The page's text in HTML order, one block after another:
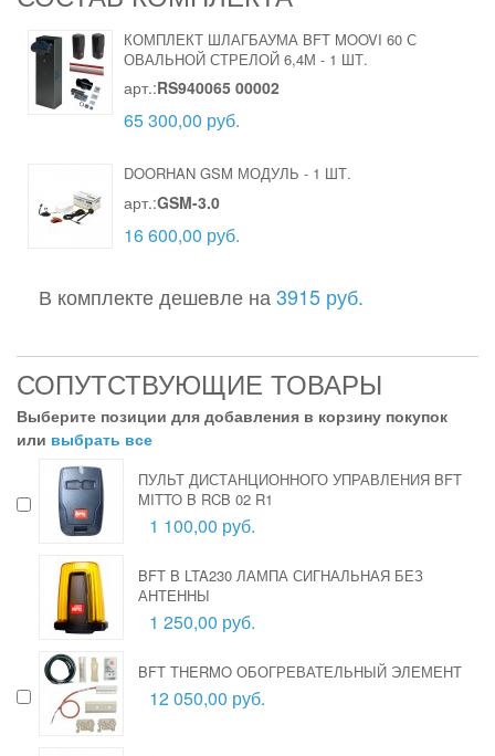
КОМПЛЕКТ ШЛАГБАУМА BFT MOOVI 60 С
ОВАЛЬНОЙ СТРЕЛОЙ 6,4М - 1 ШТ.
арт.:RS940065 00002
65 300,00 руб.
DOORHAN GSM МОДУЛЬ - 1 ШТ.
арт.:GSM-3.0
16 600,00 руб.
В комплекте дешевле на 3915 руб.
СОПУТСТВУЮЩИЕ ТОВАРЫ
Выберите позиции для добавления в корзину покупок
или выбрать все
ПУЛЬТ ДИСТАНЦИОННОГО УПРАВЛЕНИЯ BFT
MITTO B RCB 02 R1
1 100,00 руб.
BFT B LTA230 ЛАМПА СИГНАЛЬНАЯ БЕЗ
АНТЕННЫ
1 250,00 руб.
BFT THERMO ОБОГРЕВАТЕЛЬНЫЙ ЭЛЕМЕНТ
12 050,00 руб.